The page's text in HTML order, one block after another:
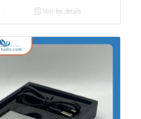
Voir les détails